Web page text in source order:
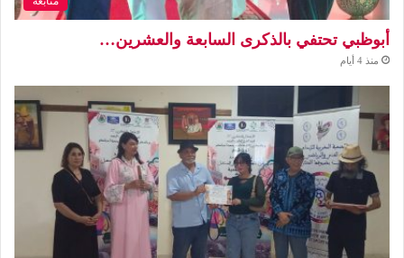
أبوظبي تحتفي بالذكرى السابعة والعشرين…
منذ 4 أيام